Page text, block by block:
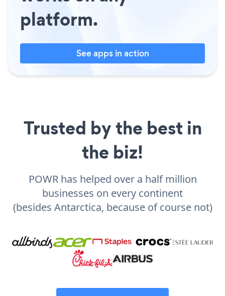
platform.
See apps in action
Trusted by the best in
the biz!
POWR has helped over a half million
businesses on every continent
(besides Antarctica, because of course not)